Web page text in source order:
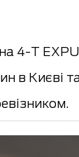
4-T
в Києві